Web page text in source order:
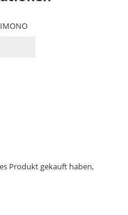
Produkt gekauft haben,